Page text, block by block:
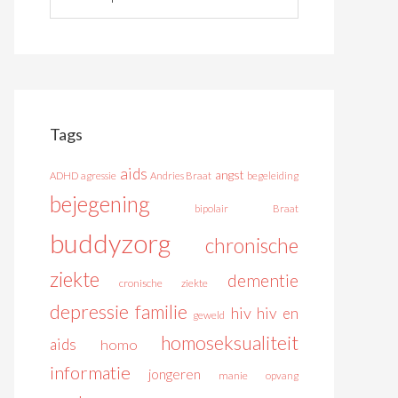
Tags
ADHD agressie aids Andries Braat angst begeleiding
bejegening bipolair Braat
buddyzorg
chronische
ziekte
cronische ziekte dementie
depressie familie geweld hiv hiv en
aids
homo homoseksualiteit
informatie jongeren manie opvang